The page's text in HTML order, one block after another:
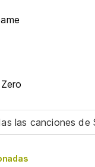
las cancionesde